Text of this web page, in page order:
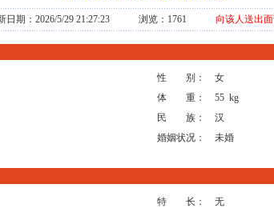
日期：2026/5/29 21:27:23 浏览：1761 向该人送出
性 别：
女
体 重：
55 kg
民 族：
汉
婚姻状况： 未婚
特 长：
无